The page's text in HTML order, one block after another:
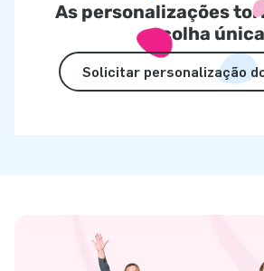
As personalizações
escolha única
Solicitar personalização